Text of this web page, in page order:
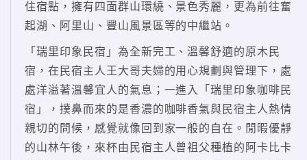
住宿點，擁有四面群山環繞、景色秀麗，更為前往奮
起湖、阿里山、豐山風景區等的中繼站。
「瑞里印象民宿」為全新完工、溫馨舒適的原木民
宿，在民宿主人王大哥夫婦的用心規劃與管理下，處
處洋溢著溫馨宜人的氣息；一進入「瑞里印象咖啡民
宿」，撲鼻而來的是香濃的咖啡香氣與民宿主人熱情
親切的問候，感覺就像回到家一般的自在。閒暇優靜
的山林午後，來杯由民宿主人曾祖父種植的阿卡比卡